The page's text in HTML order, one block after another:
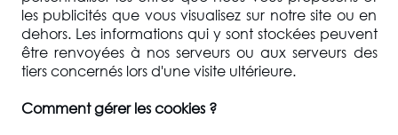
les publicités que vous visualisez sur notre site ou en
dehors. Les informations qui y sont stockées peuvent
être renvoyées à nos serveurs ou aux serveurs des
tiers concernés lors d'une visite ultérieure.
Comment gérer les cookies ?